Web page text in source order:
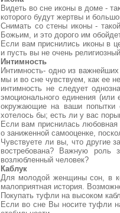
Видеть во сне иконы в доме -
которого будут жертвы и
Снимать со стены иконы -
Божьим, и это дорого им
Если вам приснились иконы в
и пусть вы не очень
Интимность
Интимность- одно из
мы и во сне чувствуем, как ее
интимность не следует
эмоционального единения
окружающие на ваши попытки
хотелось бы; есть ли у вас
Если вам приснилась любовная
о заниженной самооценке,
Чувствуете ли вы, что другие
востребована? Важную
возлюбленный человек?
Каблук
Для молодой женщины сон, в
малоприятная история.
Покупать туфли на высоком
Если во сне Вы носите туфли